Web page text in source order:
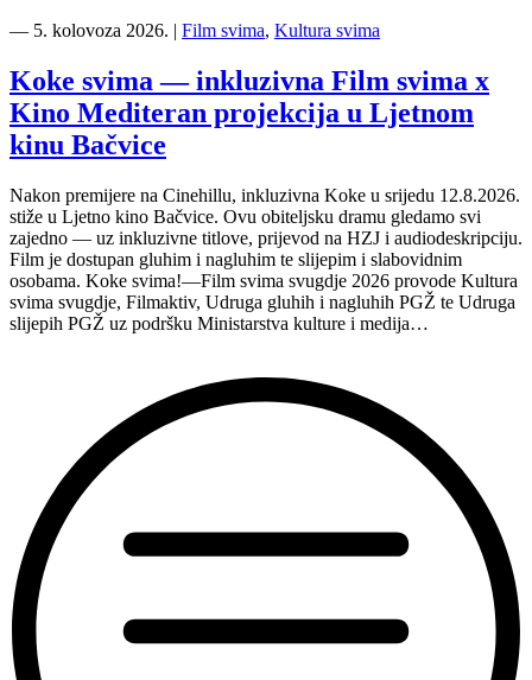
― 5. kolovoza 2026. | Film svima, Kultura svima
Koke svima — inkluzivna Film svima x
Kino Mediteran projekcija u Ljetnom
kinu Bačvice
Nakon premijere na Cinehillu, inkluzivna Koke u srijedu 12.8.2026.
stiže u Ljetno kino Bačvice. Ovu obiteljsku dramu gledamo svi
zajedno — uz inkluzivne titlove, prijevod na HZJ i audiodeskripciju.
Film je dostupan gluhim i nagluhim te slijepim i slabovidnim
osobama. Koke svima!—Film svima svugdje 2026 provode Kultura
svima svugdje, Filmaktiv, Udruga gluhih i nagluhih PGŽ te Udruga
slijepih PGŽ uz podršku Ministarstva kulture i medija…